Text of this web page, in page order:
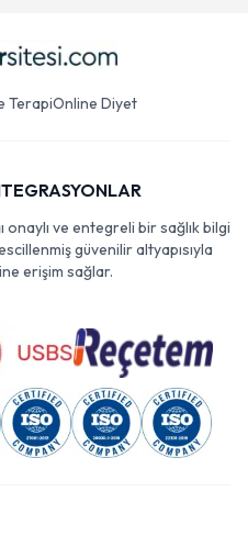
TerapiOnline Diyet
onaylı ve entegreli bir sağlık bilgi
güvenilir altyapısıyla
erişim sağlar.